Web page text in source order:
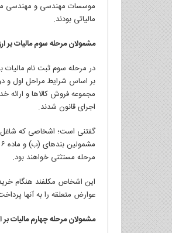
موسسات مهندسی و مهندسی
مالیاتی بودند.
مشمولان مرحله سوم مالیات بر
مجموعه فروش کالاها و ارائه
اجرای قانون شدند.
مرحله مستثنی خواهند بود.
این اشخاص مکلفند هنگام
عوارض متعلقه را به آنها
مشمولان مرحله چهارم مالیات